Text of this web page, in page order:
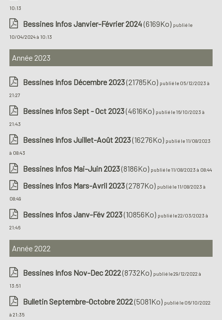
10:13
Bessines Infos Janvier-Février 2024(6169Ko) publié le
10/04/2024 à 10:13
Année 2023
Bessines Infos Décembre 2023(21785Ko) publié le 05/12/2023 à
21:27
Bessines Infos Sept - Oct 2023(4616Ko) publié le 16/10/2023 à
21:43
Bessines Infos Juillet-Août 2023(16276Ko) publié le 11/08/2023
à 08:43
Bessines Infos Mai-Juin 2023(8186Ko) publié le 11/08/2023 à 08:44
Bessines Infos Mars-Avril 2023(2787Ko) publié le 11/08/2023 à
08:49
Bessines Infos Janv-Fév 2023(10856Ko) publié le 22/03/2023 à
21:46
Année 2022
Bessines Infos Nov-Dec 2022(8732Ko) publié le 29/12/2022 à
13:51
Bulletin Septembre-Octobre 2022(5081Ko) publié le 06/10/2022
à 21:35